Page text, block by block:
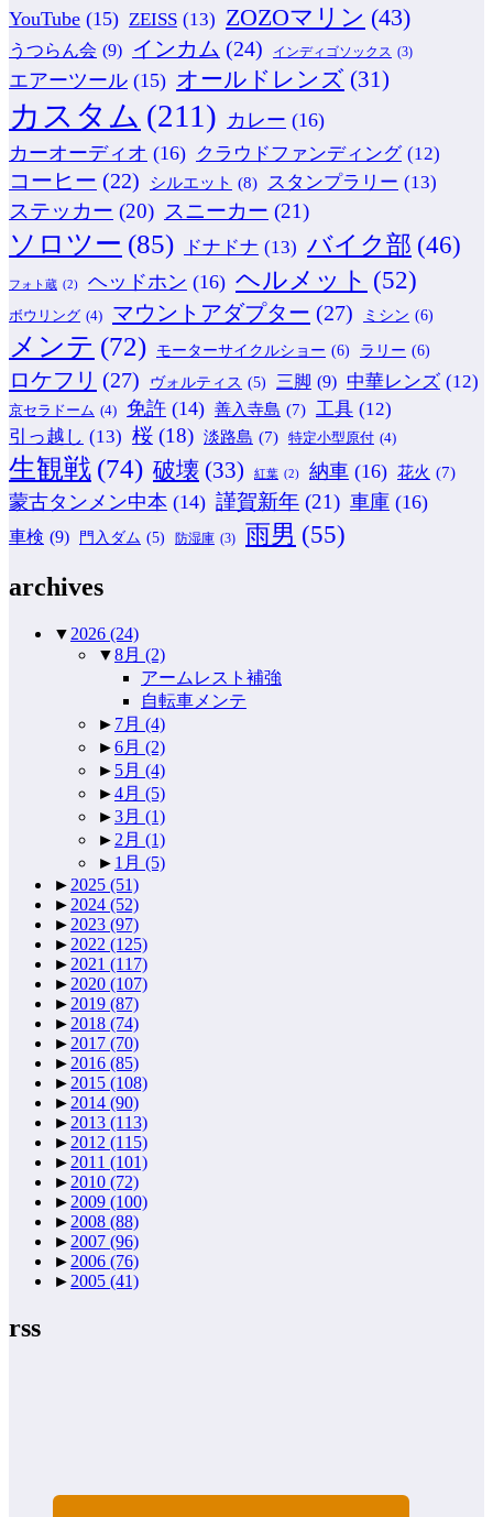
YouTube (15) ZEISS (13) ZOZOマリン (43)
うつらん会 (9) インカム (24) インディゴソックス (3)
エアーツール (15) オールドレンズ (31)
カスタム (211) カレー (16)
カーオーディオ (16) クラウドファンディング (12)
コーヒー (22) シルエット (8) スタンプラリー (13)
ステッカー (20) スニーカー (21)
ソロツー (85) ドナドナ (13) バイク部 (46)
フォト蔵 (2) ヘッドホン (16) ヘルメット (52)
ボウリング (4) マウントアダプター (27) ミシン (6)
メンテ (72) モーターサイクルショー (6) ラリー (6)
ロケフリ (27) ヴォルティス (5) 三脚 (9) 中華レンズ (12)
京セラドーム (4) 免許 (14) 善入寺島 (7) 工具 (12)
引っ越し (13) 桜 (18) 淡路島 (7) 特定小型原付 (4)
生観戦 (74) 破壊 (33) 紅葉 (2) 納車 (16) 花火 (7)
蒙古タンメン中本 (14) 謹賀新年 (21) 車庫 (16)
車検 (9) 門入ダム (5) 防湿庫 (3) 雨男 (55)
archives
▼ 2026 (24)
▼8月 (2)
アームレスト補強
自転車メンテ
► 7月 (4)
►6月 (2)
► 5月 (4)
►4月 (5)
►3月 (1)
► 2月 (1)
► 1月 (5)
► 2025 (51)
► 2024 (52)
► 2023 (97)
► 2022 (125)
► 2021 (117)
► 2020 (107)
► 2019 (87)
► 2018 (74)
► 2017 (70)
► 2016 (85)
► 2015 (108)
► 2014 (90)
► 2013 (113)
► 2012 (115)
► 2011 (101)
► 2010 (72)
► 2009 (100)
► 2008 (88)
► 2007 (96)
► 2006 (76)
► 2005 (41)
rss